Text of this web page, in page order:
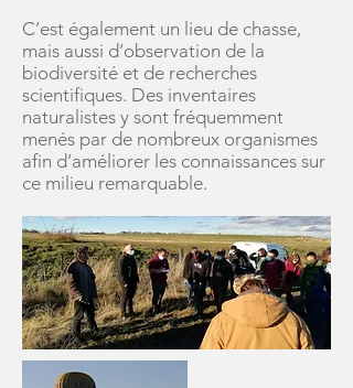
C’est également un lieu de chasse,
mais aussi d’observation de la
biodiversité et de recherches
scientifiques. Des inventaires
naturalistes y sont fréquemment
menés par de nombreux organismes
afin d’améliorer les connaissances sur
ce milieu remarquable.